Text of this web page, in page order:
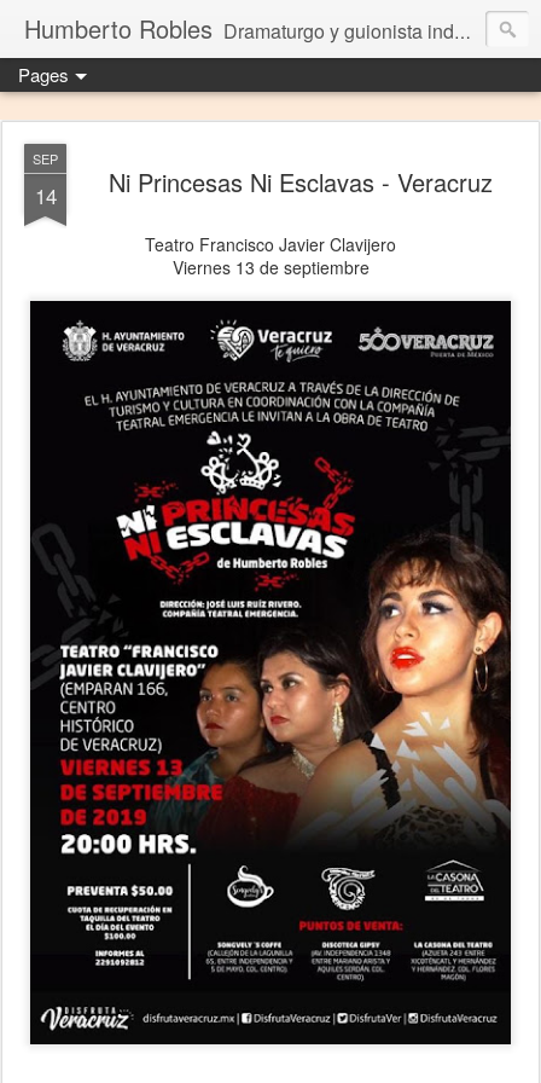
Humberto Robles Dramaturgo y guionista independiente
Pages
SEP
14 Ni Princesas Ni Esclavas - Veracruz
Teatro Francisco Javier Clavijero
Viernes 13 de septiembre